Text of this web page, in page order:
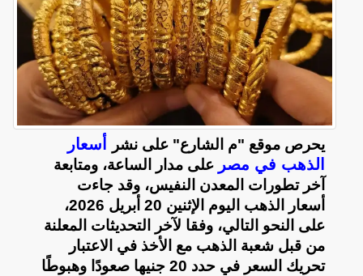
يحرص موقع "م الشارع" على نشر
أسعار
الذهب في مصر على مدار الساعة، ومتابعة
آخر تطورات المعدن النفيس، وقد جاءت
أسعار الذهب اليوم الإثنين 20 أبريل 2026،
على النحو التالي، وفقا لآخر التحديثات المعلنة
من قبل شعبة الذهب مع الأخذ في الاعتبار
تحريك السعر في حدد 20 جنيها صعودًا وهبوطًا